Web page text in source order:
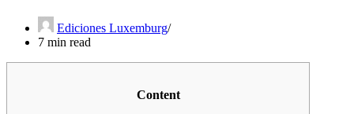
Ediciones Luxemburg
7 min read
Content